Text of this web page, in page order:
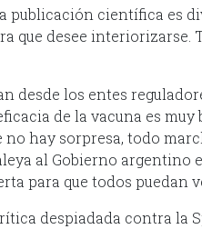
publicación científica es
que desee interiorizarse.
desde los entes
de la vacuna es muy
no hay sorpresa, todo
al Gobierno argentino
para que todos puedan
despiadada contra la